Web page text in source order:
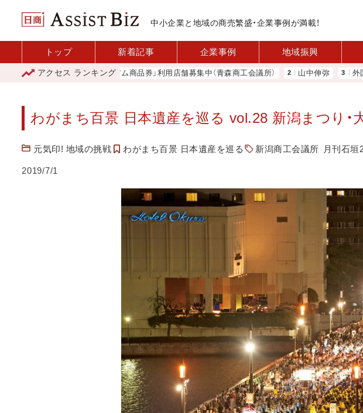
中小企業と地域の商売繁盛・企業事例が満載！
トップ 新着記事 企業事例 地域振興
アクセス ランキング
「青森市プレミアム商品券」利用店舗募集中（青森商工会議所） 山中伸弥 外国人雇用状
わがまち百景 日本遺産を巡る vol.28 新潟まつり・
元気印! 地域の挑戦 わがまち百景 日本遺産を巡る 新潟商工会議所 月刊石垣
2019/7/1